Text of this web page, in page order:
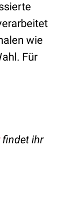
wie
Für
findet ihr